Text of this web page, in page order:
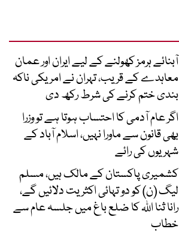
آبنائے ہرمز کھولنے کے لیے ایران اور عمان
معاہدے کے قریب، تہران نے امریکی ناکہ
بندی ختم کرنے کی شرط رکھ دی
اگر عام آدمی کا احتساب ہوتا ہے تو وزرا
بھی قانون سے ماورا نہیں، اسلام آباد کے
شہریوں کی رائے
کشمیری پاکستان کے مالک ہیں، مسلم
لیگ (ن) کو دو تہائی اکثریت دلائیں گے،
رانا ثنا اللہ کا ضلع باغ میں جلسہ عام سے
خطاب